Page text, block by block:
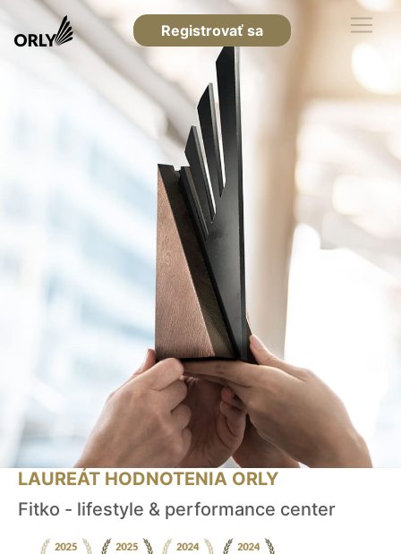
Registrovať sa
LAUREÁT HODNOTENIA ORLY
Fitko - lifestyle & performance center